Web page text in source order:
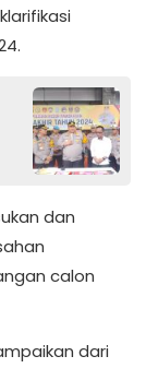
dan
calon
dari